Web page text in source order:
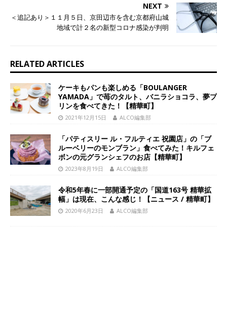
NEXT
＜追記あり＞１１月５日、京田辺市を含む京都府山城
地域で計２名の新型コロナ感染が判明
RELATED ARTICLES
ケーキもパンも楽しめる「BOULANGER
YAMADA」で苺のタルト、バニラショコラ、夢プ
リンを食べてきた！【精華町】
2021年12月15日 ALCO編集部
「パティスリー ル・フルティエ 祝園店」の「ブ
ルーベリーのモンブラン」食べてみた！キルフェ
ボンの元グランシェフのお店【精華町】
2023年8月19日 ALCO編集部
令和5年春に一部開通予定の「国道163号 精華拡
幅」は現在、こんな感じ！【ニュース / 精華町】
2020年6月23日 ALCO編集部